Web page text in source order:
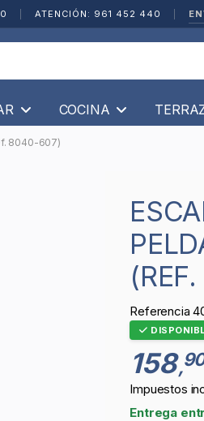
ATENCIÓN: 961 452 440
COCINA
8040-607)
ESCALERA DOMÉSTICA HAILO XXL
Referencia
158,
Impuestos
Entrega